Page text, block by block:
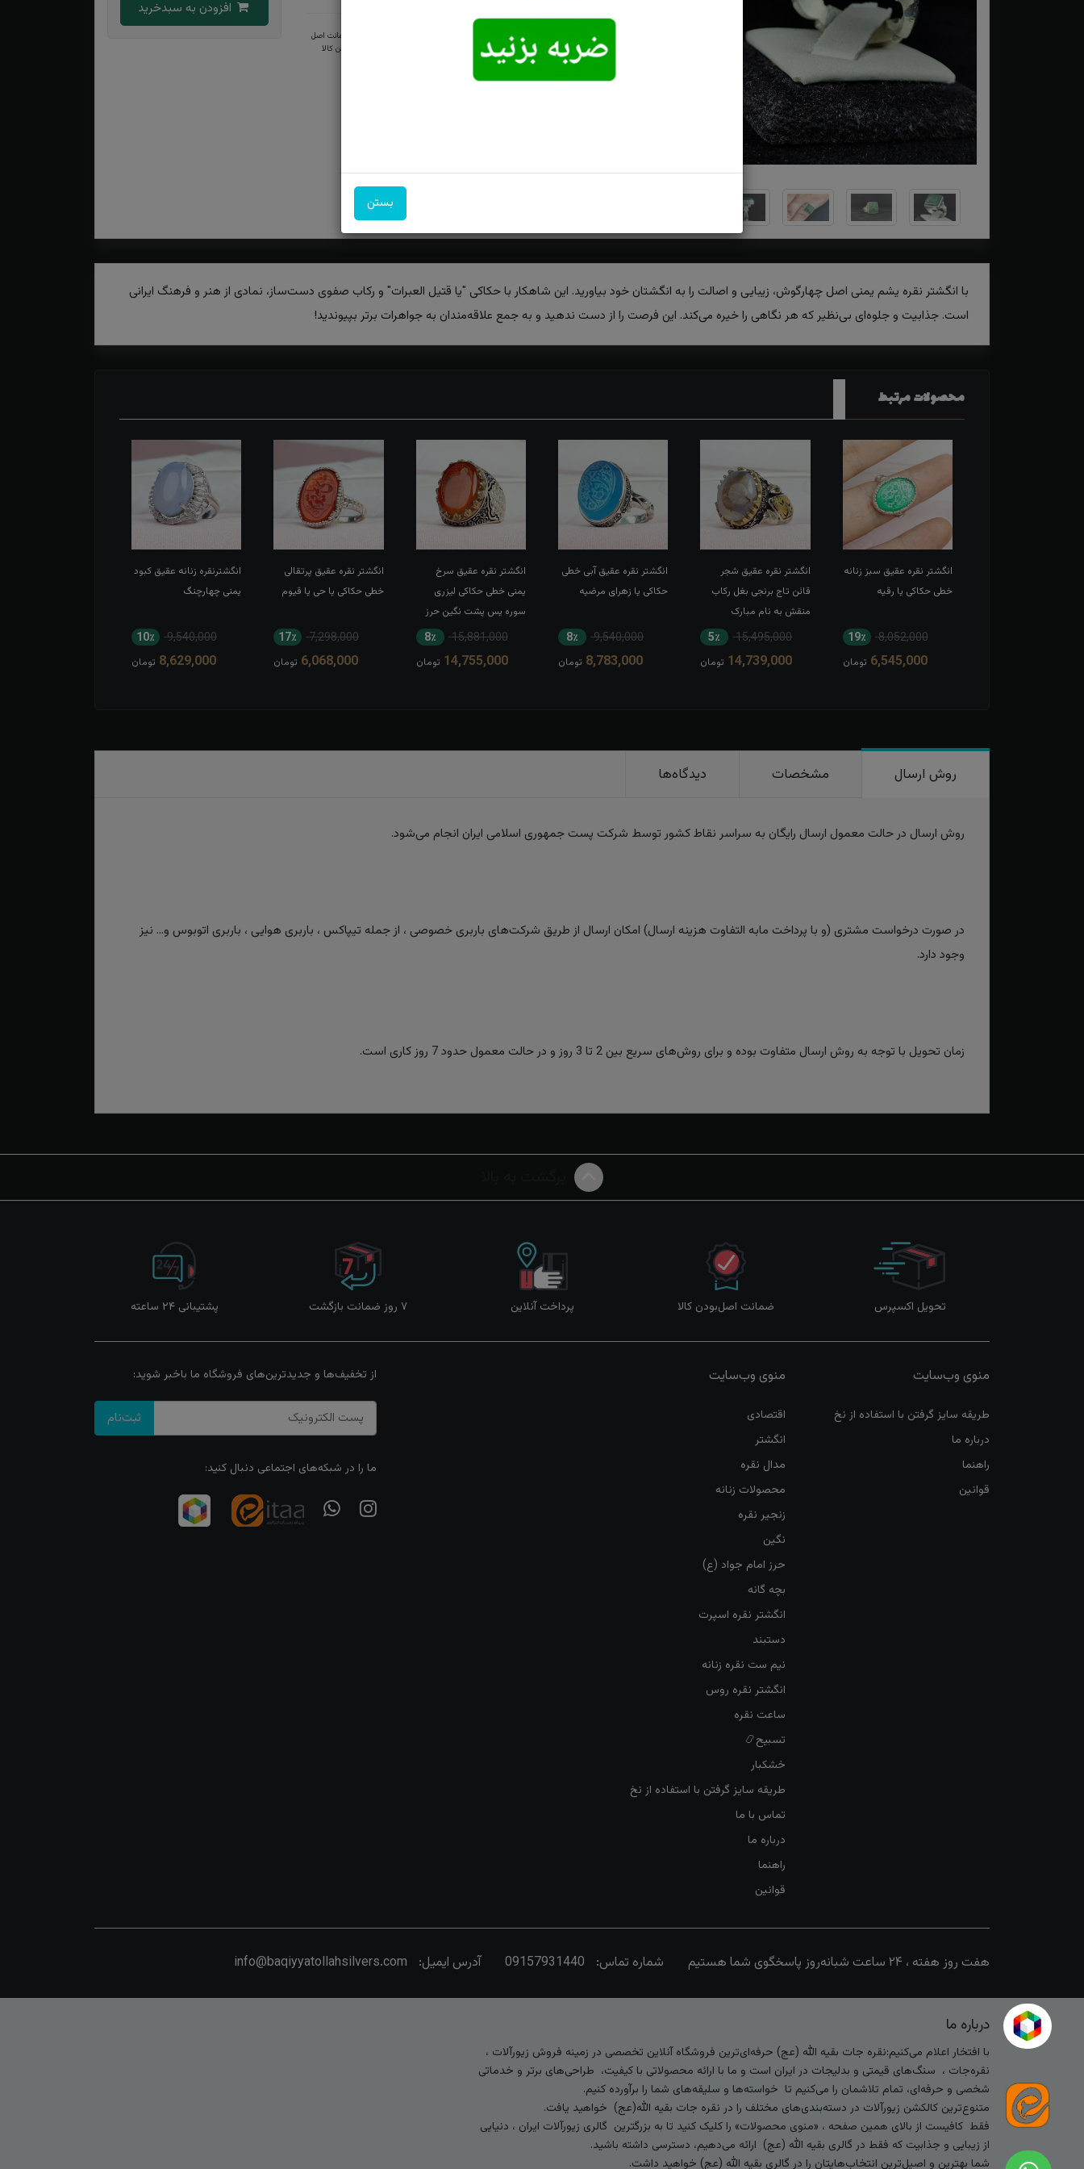
امکان پرداخت
در محل
ضمانت اصل
بودن کالا
با انگشتر نقره یشم یمنی اصل چهارگوش، زیبایی و اصالت را به انگشتان خود بیاورید. این شاهکار با حکاکی "یا قتیل العبرات" و رکاب صفوی دست‌ساز، نمادی از هنر و فرهنگ ایرانی
است. جذابیت و جلوه‌ای بی‌نظیر که هر نگاهی را خیره می‌کند. این فرصت را از دست ندهید و به جمع علاقه‌مندان به جواهرات برتر بپیوندید!
محصولات مرتبط
انگشتر نقره عقیق سبز زنانه
خطی حکاکی یا رقیه
8,052,000 19٪
6,545,000 تومان
انگشتر نقره عقیق شجر
قائن تاج برنجی بغل رکاب
منقش به نام مبارک
امیرالمومنین
15,495,000 5٪
14,739,000 تومان
انگشتر نقره عقیق آبی خطی
حکاکی یا زهرای مرضیه
9,540,000 8٪
8,783,000 تومان
انگشتر نقره عقیق سرخ
یمنی خطی حکاکی لیزری
سوره یس پشت نگین حرز
کبیر امام جواد(ع) رکاب تاج
برنجی بغل طرح ضریح
15,881,000 8٪
14,755,000 تومان
انگشتر نقره عقیق پرتقالی
خطی حکاکی یا حی یا قیوم
7,298,000 17٪
6,068,000 تومان
انگشترنقره زنانه عقیق کبود
یمنی چهارچنگ
9,540,000 10٪
8,629,000 تومان
روش ارسال مشخصات دیدگاه‌ها
روش ارسال در حالت معمول ارسال رایگان به سراسر نقاط کشور توسط شرکت پست جمهوری اسلامی ایران انجام می‌شود.
در صورت درخواست مشتری (و با پرداخت مابه التفاوت هزینه ارسال) امکان ارسال از طریق شرکت‌های باربری خصوصی ، از جمله تیپاکس ، باربری هوایی ، باربری اتوبوس و... نیز
وجود دارد.
زمان تحویل با توجه به روش ارسال متفاوت بوده و برای روش‌های سریع بین 2 تا 3 روز و در حالت معمول حدود 7 روز کاری است.
بستن
تحویل اکسپرس ضمانت اصل‌بودن کالا پرداخت آنلاین ۷ روز ضمانت بازگشت پشتیبانی ۲۴ ساعته
منوی وب‌سایت
طریقه سایز گرفتن با استفاده از نخ
درباره ما
راهنما
قوانین
منوی وب‌سایت
اقتصادی
انگشتر
مدال نقره
محصولات زنانه
زنجیر نقره
نگین
حرز امام جواد (ع)
بچه گانه
انگشتر نقره اسپرت
دستبند
نیم ست نقره زنانه
انگشتر نقره روس
ساعت نقره
تسبیح📿
خشکبار
طریقه سایز گرفتن با استفاده از نخ
تماس با ما
درباره ما
راهنما
قوانین
از تخفیف‌ها و جدیدترین‌های فروشگاه ما باخبر شوید:
ثبت‌نام
ما را در شبکه‌های اجتماعی دنبال کنید:
هفت روز هفته ، ۲۴ ساعت شبانه‌روز پاسخگوی شما هستیم شماره تماس: 09157931440 آدرس ایمیل: info@baqiyyatollahsilvers.com
درباره ما
با افتخار اعلام می‌کنیم:نقره جات بقیه الله (عج) حرفه‌ای‌ترین فروشگاه آنلاین تخصصی در زمینه فروش زیورآلات ،
نقره‌جات ، سنگ‌های قیمتی و بدلیجات در ایران است و ما با ارائه محصولاتی با کیفیت، طراحی‌های برتر و خدماتی
شخصی و حرفه‌ای، تمام تلاشمان را می‌کنیم تا خواسته‌ها و سلیقه‌های شما را برآورده کنیم.
متنوع‌ترین کالکشن زیورآلات در دسته‌بندی‌های مختلف را در نقره جات بقیه الله(عج) خواهید یافت.
فقط کافیست از بالای همین صفحه ، «منوی محصولات» را کلیک کنید تا به بزرگترین گالری زیورآلات ایران ، دنیایی
از زیبایی و جذابیت که فقط در گالری بقیه الله (عج) ارائه می‌دهیم، دسترسی داشته باشید.
شما بهترین و اصیل‌ترین انتخاب‌هایتان را در گالری بقیه الله (عج) خواهید داشت.